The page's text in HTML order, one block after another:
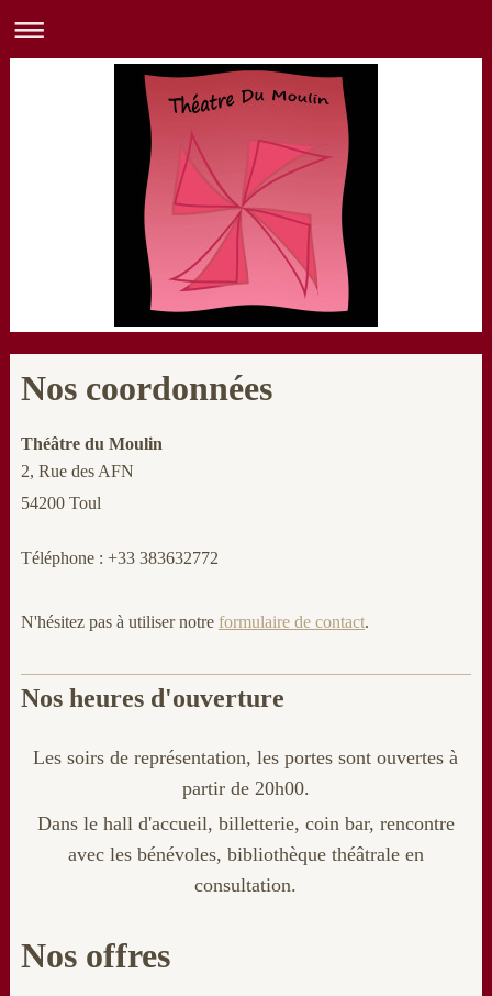
Nos coordonnées
Théâtre du Moulin
2, Rue des AFN
54200 Toul
Téléphone : +33 383632772
N'hésitez pas à utiliser notre formulaire de contact.
Nos heures d'ouverture
Les soirs de représentation, les portes sont ouvertes à
partir de 20h00.
Dans le hall d'accueil, billetterie, coin bar, rencontre
avec les bénévoles, bibliothèque théâtrale en
consultation.
Nos offres